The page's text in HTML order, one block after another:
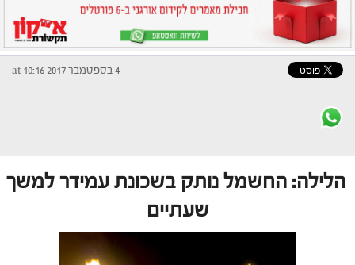
4 בספטמבר 2017 at 10:16
הלילה: החשמל נותק בשכונת עמידר למשך
שעתיים